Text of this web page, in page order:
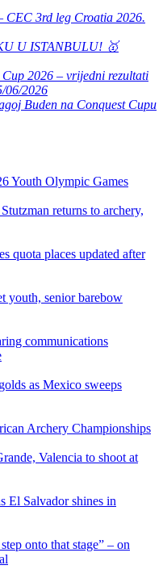
CEC 3rd leg Croatia 2026.
U ISTANBULU! 🥇
2026 – vrijedni rezultati
06/2026
Buden na Conquest Cupu
Youth Olympic Games
returns to archery,
quota places updated after
youth, senior barebow
communications
as Mexico sweeps
Archery Championships
Valencia to shoot at
El Salvador shines in
onto that stage” – on